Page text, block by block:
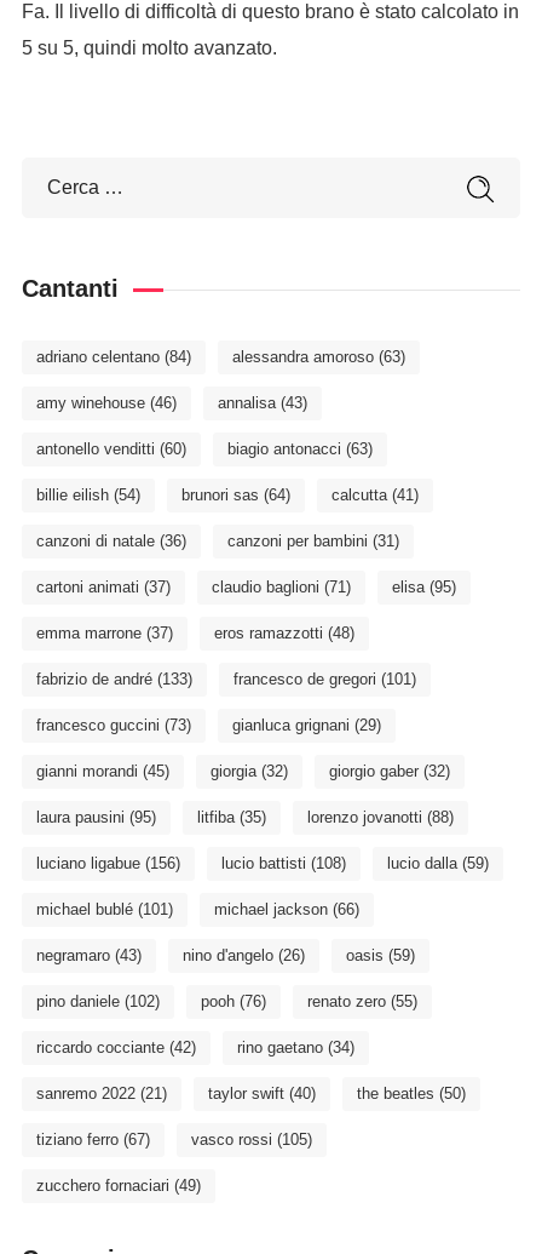
Fa. Il livello di difficoltà di questo brano è stato calcolato in
5 su 5, quindi molto avanzato.
Cantanti
adriano celentano(84) alessandra amoroso(63)
amy winehouse(46) annalisa(43)
antonello venditti (60) biagio antonacci (63)
billie eilish(54) brunori sas (64) calcutta(41)
canzoni di natale(36) canzoni per bambini (31)
cartoni animati (37) claudio baglioni (71) elisa(95)
emma marrone(37) eros ramazzotti (48)
fabrizio de andré(133) francesco de gregori (101)
francesco guccini (73) gianluca grignani (29)
gianni morandi (45) giorgia(32) giorgio gaber(32)
laura pausini (95) litfiba(35) lorenzo jovanotti (88)
luciano ligabue(156) lucio battisti (108) lucio dalla(59)
michael bublé(101) michael jackson(66)
negramaro(43) nino d'angelo(26) oasis (59)
pino daniele(102) pooh(76) renato zero(55)
riccardo cocciante(42) rino gaetano(34)
sanremo 2022(21) taylor swift(40) the beatles (50)
tiziano ferro(67) vasco rossi (105)
zucchero fornaciari (49)